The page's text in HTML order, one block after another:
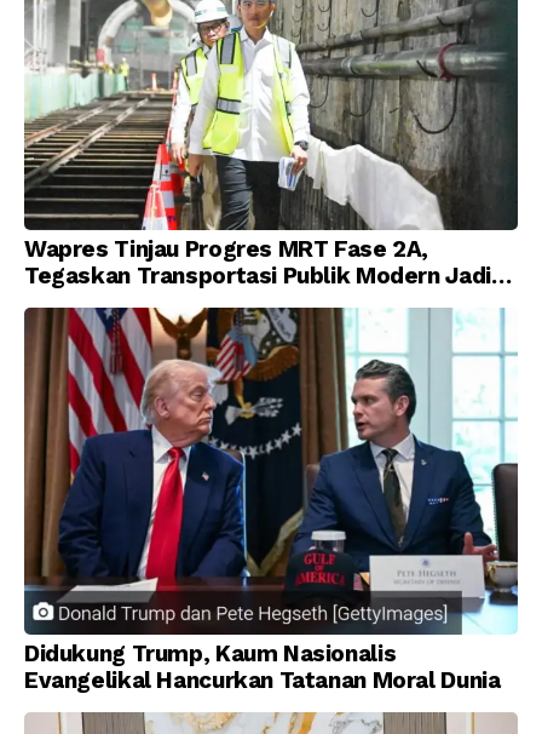
Wapres Tinjau Progres MRT Fase 2A,
Tegaskan Transportasi Publik Modern Jadi
Prioritas Nasional
Didukung Trump, Kaum Nasionalis
Evangelikal Hancurkan Tatanan Moral Dunia